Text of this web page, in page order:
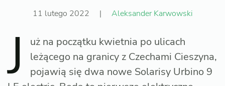
11 lutego 2022 | Aleksander Karwowski
J
uż na początku kwietnia po ulicach
leżącego na granicy z Czechami Cieszyna,
pojawią się dwa nowe Solarisy Urbino 9